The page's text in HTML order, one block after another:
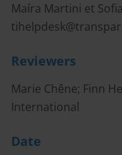
Maíra Martini et
Reviewers
Marie Chêne; Finn
International
Date